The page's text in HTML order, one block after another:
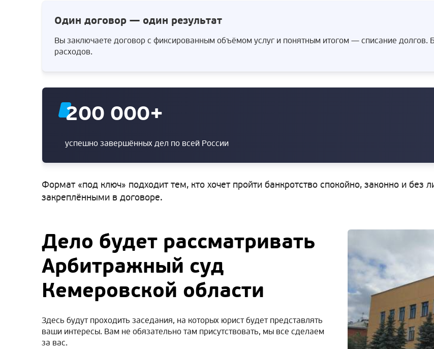
Один договор — один результат
Вы заключаете договор с фиксированным объёмом услуг и понятным итогом — списание долгов.
расходов.
200 000+
успешно завершённых дел по всей России
Формат «под ключ» подходит тем, кто хочет пройти банкротство спокойно, законно и без
закреплёнными в договоре.
Дело будет рассматривать
Арбитражный суд
Кемеровской области
Здесь будут проходить заседания, на которых юрист будет представлять
ваши интересы. Вам не обязательно там присутствовать, мы все сделаем
за вас.